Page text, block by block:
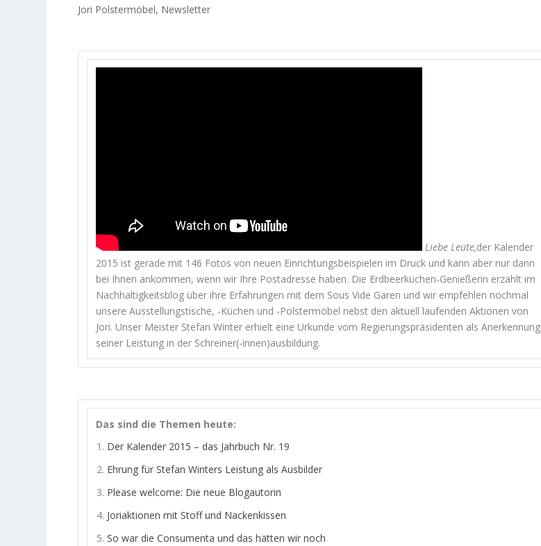
Jori Polstermöbel, Newsletter
Liebe Leute,der Kalender
2015 ist gerade mit 146 Fotos von neuen Einrichtungsbeispielen im Druck und kann aber nur dann
bei Ihnen ankommen, wenn wir Ihre Postadresse haben. Die Erdbeerküchen-Genießerin erzählt im
Nachhaltigkeitsblog über ihre Erfahrungen mit dem Sous Vide Garen und wir empfehlen nochmal
unsere Ausstellungstische, -Küchen und -Polstermöbel nebst den aktuell laufenden Aktionen von
Jori. Unser Meister Stefan Winter erhielt eine Urkunde vom Regierungspräsidenten als Anerkennung
seiner Leistung in der Schreiner(-innen)ausbildung.
Das sind die Themen heute:
Der Kalender 2015 – das Jahrbuch Nr. 19
Ehrung für Stefan Winters Leistung als Ausbilder
Please welcome: Die neue Blogautorin
Joriaktionen mit Stoff und Nackenkissen
So war die Consumenta und das hätten wir noch